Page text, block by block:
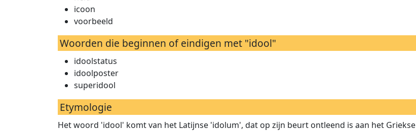
icoon
voorbeeld
Woorden die beginnen of eindigen met "idool"
idoolstatus
idoolposter
superidool
Etymologie
Het woord 'idool' komt van het Latijnse 'idolum', dat op zijn beurt ontleend is aan het Griekse